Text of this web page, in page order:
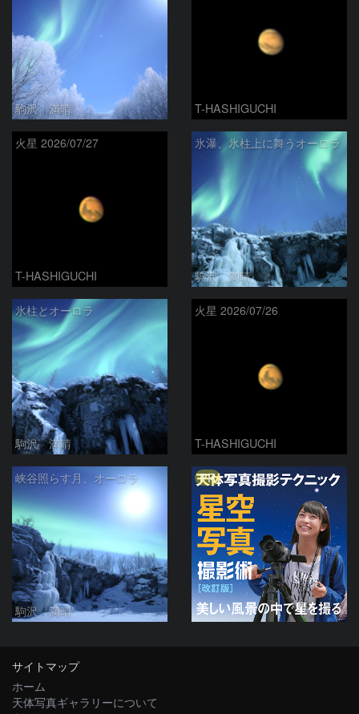
駒沢 満晴 T-HASHIGUCHI
火星 2026/07/27
T-HASHIGUCHI
氷瀑、氷柱上に舞うオーロラ
駒沢 満晴
氷柱とオーロラ
駒沢 満晴
火星 2026/07/26
T-HASHIGUCHI
峡谷照らす月、オーロラ
駒沢 満晴
PR
サイトマップ
ホーム
天体写真ギャラリーについて